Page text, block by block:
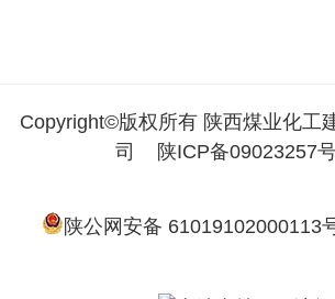
Copyright©版权所有 陕西煤业化工
司
陕ICP备09023257
陕公网安备 61019102000113